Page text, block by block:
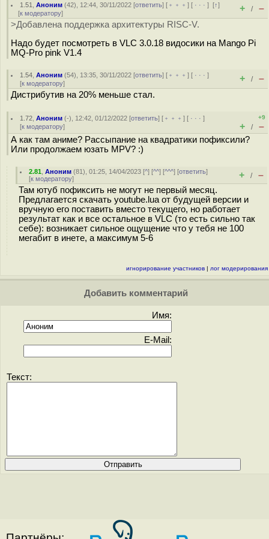
1.51 ,Аноним (42), 12:44, 30/11/2022 [ответить] [ ﹢﹢﹢] [ · · ·][↑]
[к модератору] + / –
>Добавлена поддержка архитектуры RISC-V.
Надо будет посмотреть в VLC 3.0.18 видосики на Mango Pi
MQ-Pro pink V1.4
1.54 ,Аноним (54), 13:35, 30/11/2022 [ответить] [ ﹢﹢﹢] [ · · ·]
[к модератору] + / –
Дистрибутив на 20% меньше стал.
1.72 ,Аноним (-), 12:42, 01/12/2022 [ответить] [ ﹢﹢﹢] [ · · ·]
[к модератору]
+9
+ / –
А как там аниме? Рассыпание на квадратики пофиксили?
Или продолжаем юзать MPV? :)
2.81 ,Аноним (81), 01:25, 14/04/2023 [^] [^^] [^^^] [ответить]
[к модератору] + / –
Там ютуб пофиксить не могут не первый месяц.
Предлагается скачать youtube.lua от будущей версии и
вручную его поставить вместо текущего, но работает
результат как и все остальное в VLC (то есть сильно так
себе): возникает сильное ощущение что у тебя не 100
мегабит в инете, а максимум 5-6
игнорирование участников | лог модерирования
Добавить комментарий
Имя:
E-Mail:
Текст: